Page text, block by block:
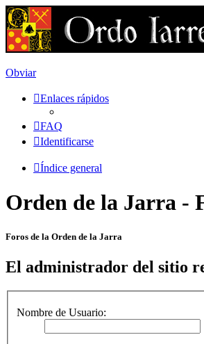
Obviar
Enlaces rápidos
FAQ
Identificarse
Índice general
Orden de la Jarra -
Foros de la Orden de la Jarra
El administrador del sitio
Nombre de Usuario: